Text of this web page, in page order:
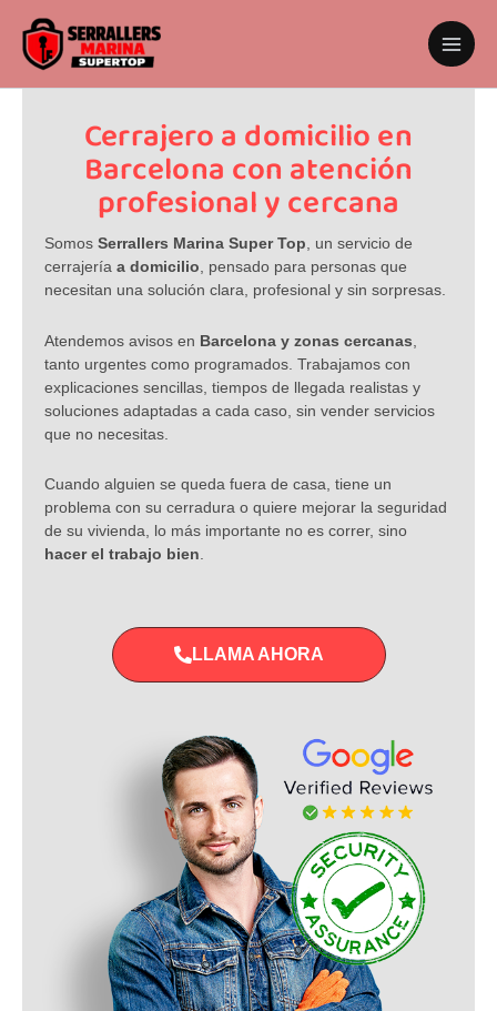
contenido
Cerrajero a domicilio en
Barcelona con atención
profesional y cercana
Somos Serrallers Marina Super Top , un servicio de
cerrajería a domicilio , pensado para personas que
necesitan una solución clara, profesional y sin sorpresas.
Atendemos avisos en Barcelona y zonas cercanas
tanto urgentes como programados. Trabajamos con
explicaciones sencillas, tiempos de llegada realistas y
soluciones adaptadas a cada caso, sin vender servicios
que no necesitas.
Cuando alguien se queda fuera de casa, tiene un
problema con su cerradura o quiere mejorar la seguridad
de su vivienda, lo más importante no es correr, sino
hacer el trabajo bien
LLAMA AHORA